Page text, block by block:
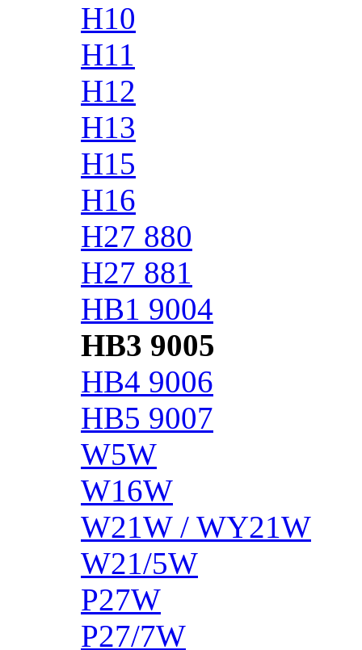
H10
H11
H12
H13
H15
H16
H27 880
H27 881
HB1 9004
HB3 9005
HB4 9006
HB5 9007
W5W
W16W
W21W / WY21W
W21/5W
P27W
P27/7W